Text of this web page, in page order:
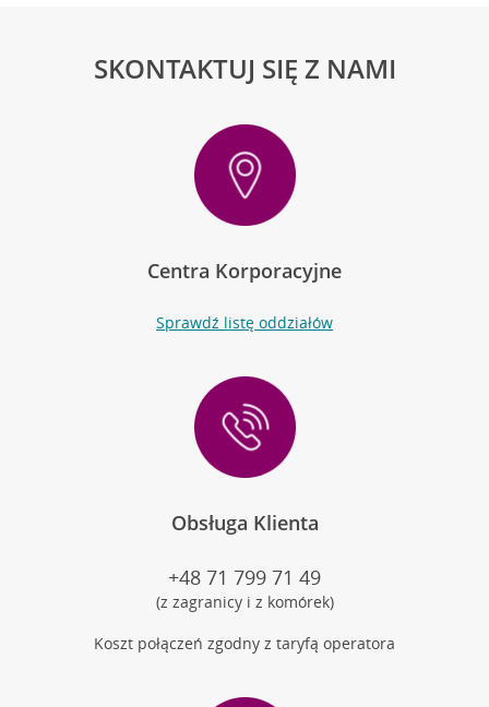
SKONTAKTUJ SIĘ Z NAMI
Centra Korporacyjne
Sprawdź listę oddziałów
Obsługa Klienta
+48 71 799 71 49
(z zagranicy i z komórek)
Koszt połączeń zgodny z taryfą operatora